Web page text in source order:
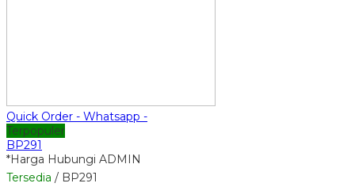
Quick Order - Whatsapp -
Terpopuler
BP291
*Harga Hubungi ADMIN
Tersedia / BP291